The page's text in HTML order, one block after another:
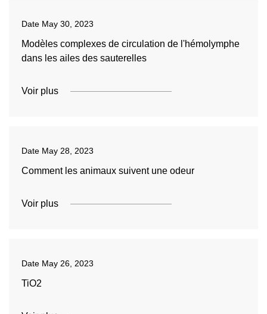
Date May 30, 2023
Modèles complexes de circulation de l'hémolymphe
dans les ailes des sauterelles
Voir plus
Date May 28, 2023
Comment les animaux suivent une odeur
Voir plus
Date May 26, 2023
TiO2